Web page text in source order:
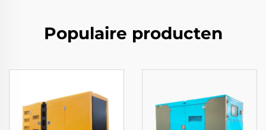
Populaire producten